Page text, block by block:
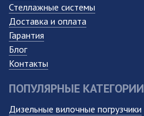
Стеллажные системы
Доставка и оплата
Гарантия
Блог
Контакты
ПОПУЛЯРНЫЕ КАТЕГОРИИ
Дизельные вилочные погрузчики